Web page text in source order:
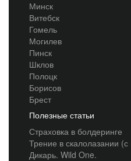
Минск
Витебск
Гомель
Могилев
Пинск
Шклов
Полоцк
Борисов
Брест
Полезные статьи
Страховка в болдеринге
Трение в скалолазании
Дикарь. Wild One.